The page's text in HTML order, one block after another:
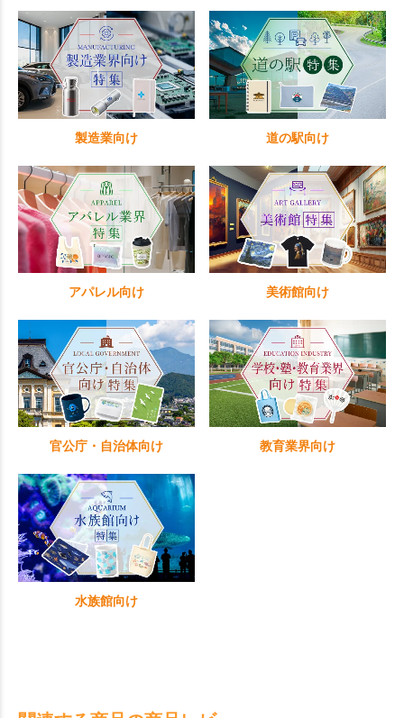
製造業向け 道の駅向け
アパレル向け 美術館向け
官公庁・自治体向け 教育業界向け
水族館向け